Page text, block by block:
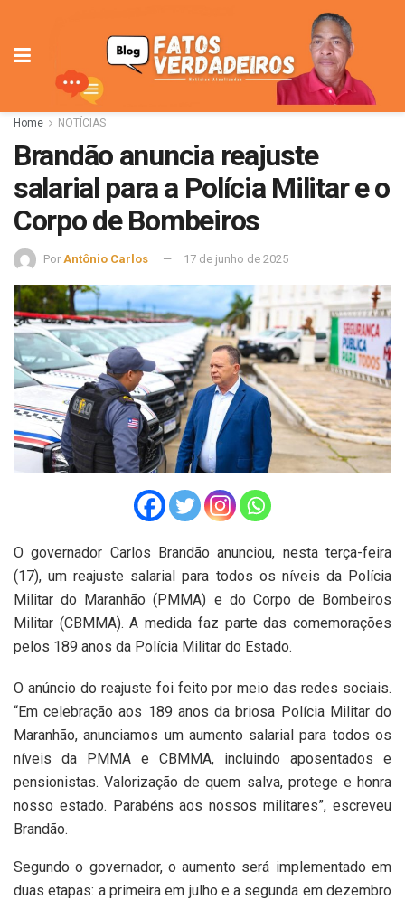
Home NOTÍCIAS
Brandão anuncia reajuste
salarial para a Polícia Militar e o
Corpo de Bombeiros
Por Antônio Carlos 17 de junho de 2025
O governador Carlos Brandão anunciou, nesta terça-feira
(17), um reajuste salarial para todos os níveis da Polícia
Militar do Maranhão (PMMA) e do Corpo de Bombeiros
Militar (CBMMA). A medida faz parte das comemorações
pelos 189 anos da Polícia Militar do Estado.
O anúncio do reajuste foi feito por meio das redes sociais.
“Em celebração aos 189 anos da briosa Polícia Militar do
Maranhão, anunciamos um aumento salarial para todos os
níveis da PMMA e CBMMA, incluindo aposentados e
pensionistas. Valorização de quem salva, protege e honra
nosso estado. Parabéns aos nossos militares”, escreveu
Brandão.
Segundo o governador, o aumento será implementado em
duas etapas: a primeira em julho e a segunda em dezembro